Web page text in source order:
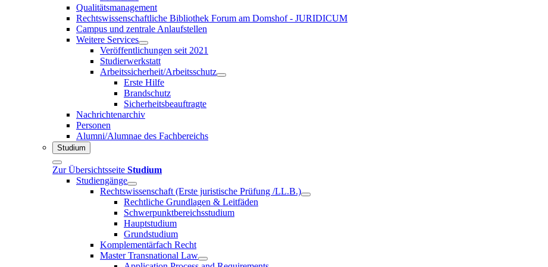
Qualitätsmanagement
Rechtswissenschaftliche Bibliothek Forum am Domshof - JURIDICUM
Campus und zentrale Anlaufstellen
Weitere Services
Veröffentlichungen seit 2021
Studierwerkstatt
Arbeitssicherheit/Arbeitsschutz
Erste Hilfe
Brandschutz
Sicherheitsbeauftragte
Nachrichtenarchiv
Personen
Alumni/Alumnae des Fachbereichs
Studium
Zur Übersichtsseite Studium
Studiengänge
Rechtswissenschaft (Erste juristische Prüfung /LL.B.)
Rechtliche Grundlagen & Leitfäden
Schwerpunktbereichsstudium
Hauptstudium
Grundstudium
Komplementärfach Recht
Master Transnational Law